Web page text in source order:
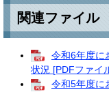
関連ファイル
令和6年度に
状況 [PDFファイ
令和5年度に